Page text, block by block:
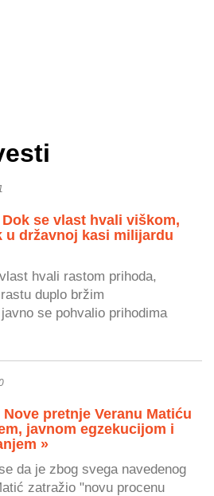
Dok se vlast hvali viškom,
u državnoj kasi milijardu
hvali rastom prihoda,
duplo bržim
se pohvalio prihodima
Nove pretnje Veranu Matiću
javnom egzekucijom i
»
da je zbog svega navedenog
zatražio "novu procenu